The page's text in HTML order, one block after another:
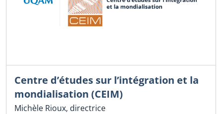
Centre d’études sur l’intégration et la
mondialisation (CEIM)
Michèle Rioux, directrice